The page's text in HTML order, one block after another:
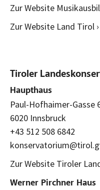
Zur Website
Zur Website Land Tirol ›
Tiroler
Haupthaus
Paul-Hofhaimer-Gasse
6020 Innsbruck
+43 512 508 6842
Zur Website Tiroler
Werner Pirchner Haus